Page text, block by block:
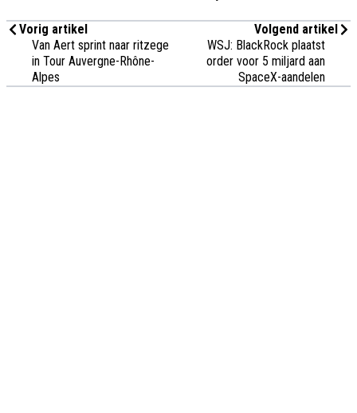
Vorig artikel
Van Aert sprint naar ritzege
in Tour Auvergne-Rhône-
Alpes
Volgend artikel
WSJ: BlackRock plaatst
order voor 5 miljard aan
SpaceX-aandelen